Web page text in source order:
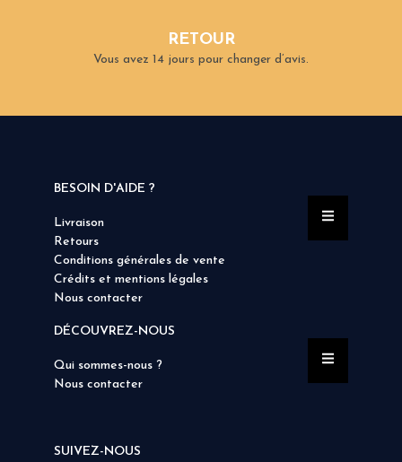
RETOUR
Vous avez 14 jours pour changer d’avis.
BESOIN D'AIDE ?
Livraison
Retours
Conditions générales de vente
Crédits et mentions légales
Nous contacter
DÉCOUVREZ-NOUS
Qui sommes-nous ?
Nous contacter
SUIVEZ-NOUS